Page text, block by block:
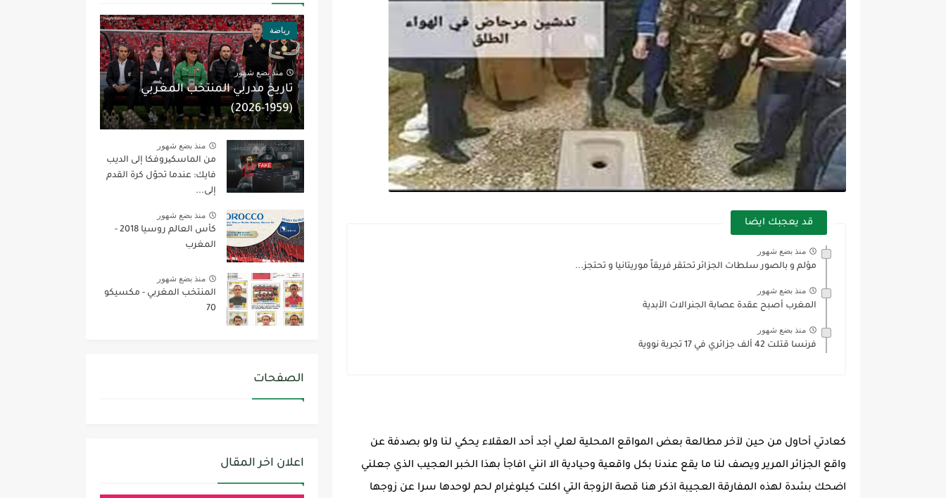
قد يعجبك ايضا
منذ بضع شهور
مؤلم و بالصور سلطات الجزائر تحتقر فريقاً موريتانيا و تحتجز...
منذ بضع شهور
المغرب أصبح عقدة عصابة الجنرالات الأبدية
منذ بضع شهور
فرنسا قتلت 42 ألف جزائري في 17 تجربة نووية
كعادتي أحاول من حين لآخر مطالعة بعض المواقع المحلية لعلي أجد أحد العقلاء يحكي لنا ولو بصدفة عن
واقع الجزائر المرير ويصف لنا ما يقع عندنا بكل واقعية وحيادية الا انني افاجأ بهذا الخبر العجيب الذي جعلني
اضحك بشدة لهذه المفارقة العجيبة اذكر هنا قصة الزوجة التي اكلت كيلوغرام لحم لوحدها سرا عن زوجها
رياضة
منذ بضع شهور
تاريخ مدربي المنتخب المغربي
(1959-2026)
منذ بضع شهور
من الماسكیروفكا إلى الديب
فايك: عندما تحوّل كرة القدم
إلى...
منذ بضع شهور
كأس العالم روسيا 2018 -
المغرب
منذ بضع شهور
المنتخب المغربي - مكسيكو
70
الصفحات
اعلان اخر المقال